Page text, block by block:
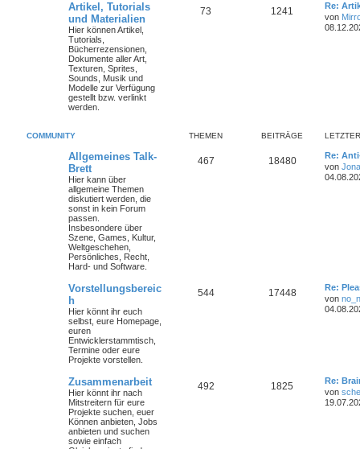
Artikel, Tutorials
und Materialien
Hier können Artikel,
Tutorials,
Bücherrezensionen,
Dokumente aller Art,
Texturen, Sprites,
Sounds, Musik und
Modelle zur Verfügung
gestellt bzw. verlinkt
werden.
73 1241
Re:
von
COMMUNITY THEMEN BEITRÄGE
Allgemeines Talk-
Brett
Hier kann über
allgemeine Themen
diskutiert werden, die
sonst in kein Forum
passen.
Insbesondere über
Szene, Games, Kultur,
Weltgeschehen,
Persönliches, Recht,
Hard- und Software.
467 18480
Re:
von
Vorstellungsbereic
h
Hier könnt ihr euch
selbst, eure Homepage,
euren
Entwicklerstammtisch,
Termine oder eure
Projekte vorstellen.
544 17448
Re:
von
Zusammenarbeit
Hier könnt ihr nach
Mitstreitern für eure
Projekte suchen, euer
Können anbieten, Jobs
anbieten und suchen
sowie einfach
492 1825
Re:
von